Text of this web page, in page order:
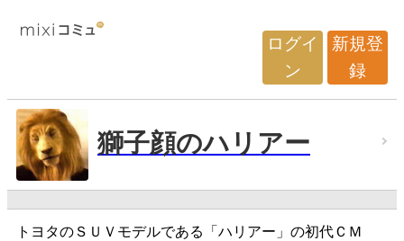
ログイ
ン
新規登
録
獅子顔のハリアー
トヨタのＳＵＶモデルである「ハリアー」の初代ＣＭ